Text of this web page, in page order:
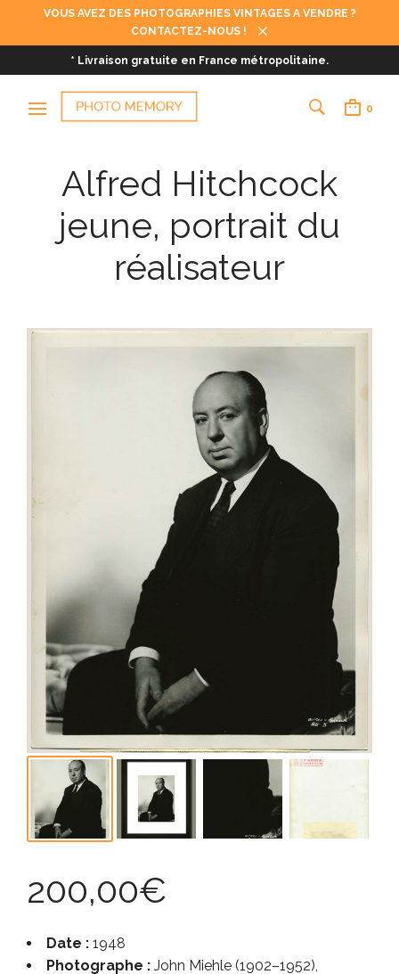
VOUS AVEZ DES PHOTOGRAPHIES VINTAGES A VENDRE ?
CONTACTEZ-NOUS !
* Livraison gratuite en France métropolitaine.
0
Alfred Hitchcock
jeune, portrait du
réalisateur
200,00€
Date : 1948
Photographe : John Miehle (1902–1952),